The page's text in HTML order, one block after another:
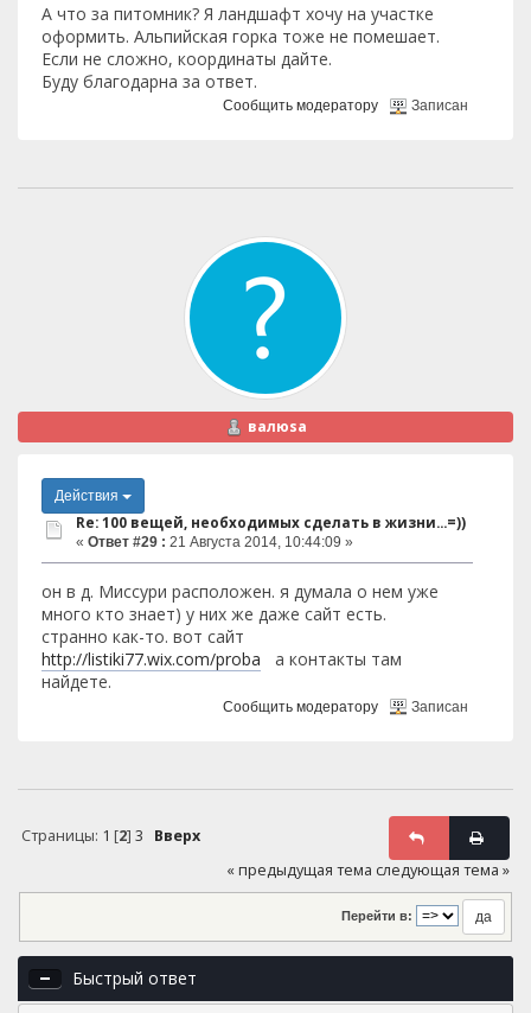
А что за питомник? Я ландшафт хочу на участке
оформить. Альпийская горка тоже не помешает.
Если не сложно, координаты дайте.
Буду благодарна за ответ.
Сообщить модератору Записан
валюsа
Действия
Re: 100 вещей, необходимых сделать в жизни...=))
« Ответ #29 : 21 Августа 2014, 10:44:09 »
он в д. Миссури расположен. я думала о нем уже
много кто знает) у них же даже сайт есть.
странно как-то. вот сайт
http://listiki77.wix.com/proba а контакты там
найдете.
Сообщить модератору Записан
Страницы: 1 [2] 3
Вверх
« предыдущая тема следующая тема »
Перейти в:
Быстрый ответ